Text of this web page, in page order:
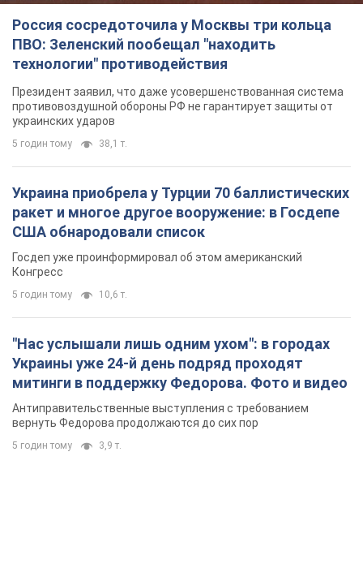
Россия сосредоточила у Москвы три кольца
ПВО: Зеленский пообещал "находить
технологии" противодействия
Президент заявил, что даже усовершенствованная система
противовоздушной обороны РФ не гарантирует защиты от
украинских ударов
5 годин тому 38,1 т.
Украина приобрела у Турции 70 баллистических
ракет и многое другое вооружение: в Госдепе
США обнародовали список
Госдеп уже проинформировал об этом американский
Конгресс
5 годин тому 10,6 т.
"Нас услышали лишь одним ухом": в городах
Украины уже 24-й день подряд проходят
митинги в поддержку Федорова. Фото и видео
Антиправительственные выступления с требованием
вернуть Федорова продолжаются до сих пор
5 годин тому 3,9 т.